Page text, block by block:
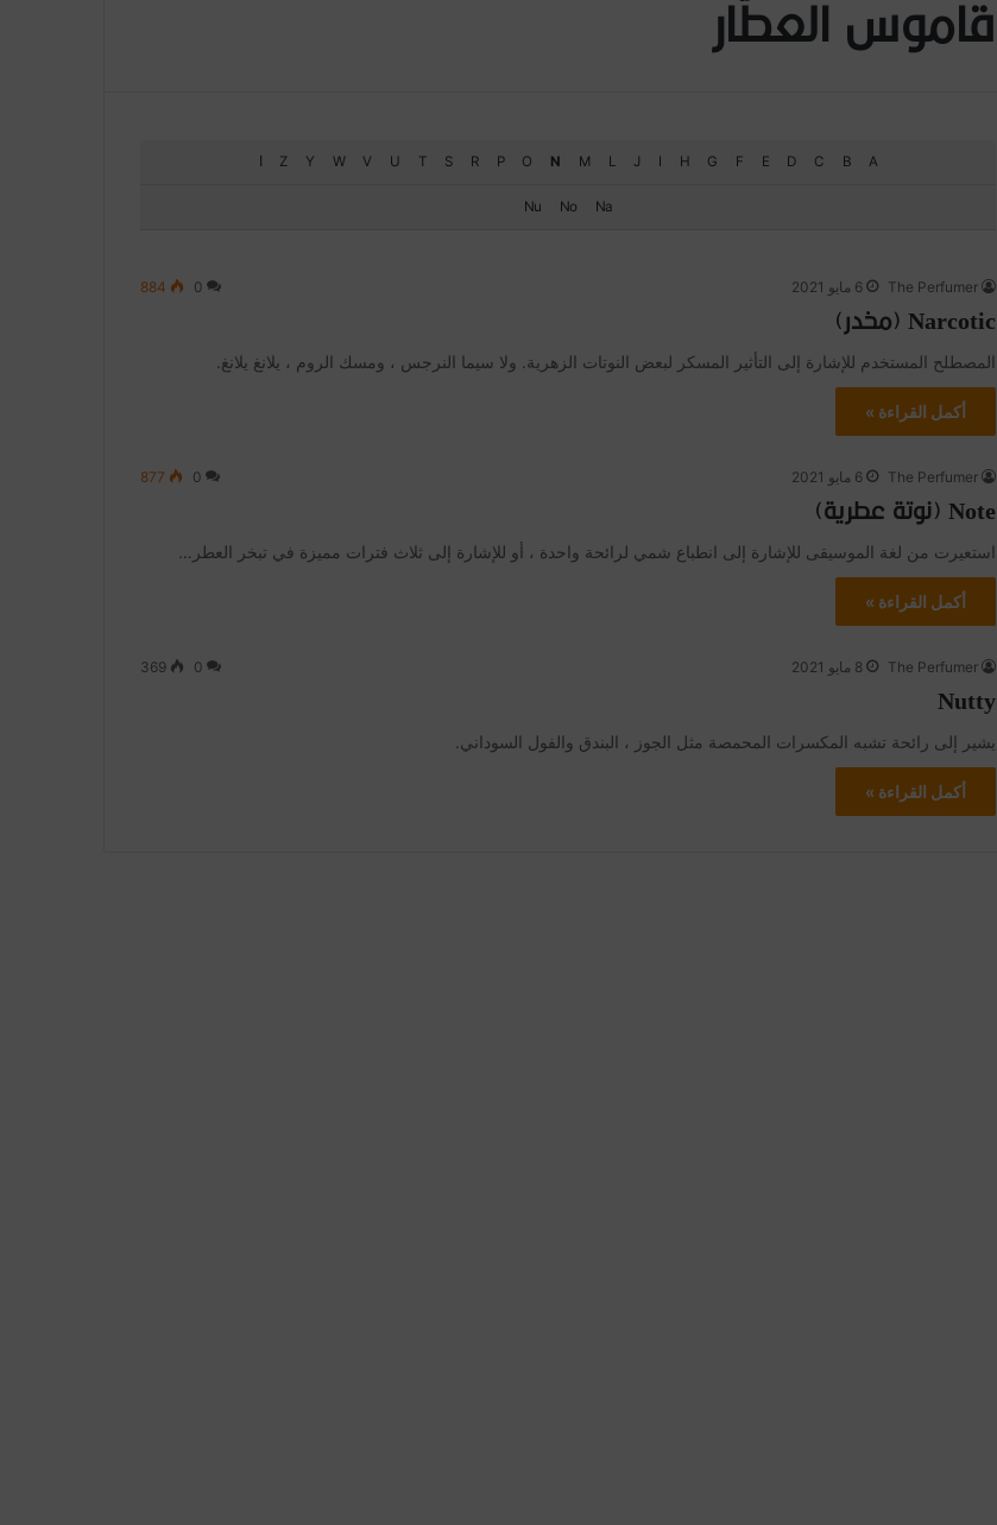
قاموس العطّار
A
B
C
D
E
F
G
H
I
J
L
M
N
O
P
R
S
T
U
V
W
Y
Z
Na
No
Nu
The Perfumer 6 مايو 2021 0
884
Narcotic (مخدر)
المصطلح المستخدم للإشارة إلى التأثير المسكر لبعض النوتات الزهرية. ولا سيما النرجس ، ومسك الروم ، يلانغ يلانغ.
أكمل القراءة »
The Perfumer 6 مايو 2021 0
877
Note (نوتة عطرية)
استعيرت من لغة الموسيقى للإشارة إلى انطباع شمي لرائحة واحدة ، أو للإشارة إلى ثلاث فترات مميزة في تبخر العطر…
أكمل القراءة »
The Perfumer 8 مايو 2021 0
369
Nutty
يشير إلى رائحة تشبه المكسرات المحمصة مثل الجوز ، البندق والفول السوداني.
أكمل القراءة »